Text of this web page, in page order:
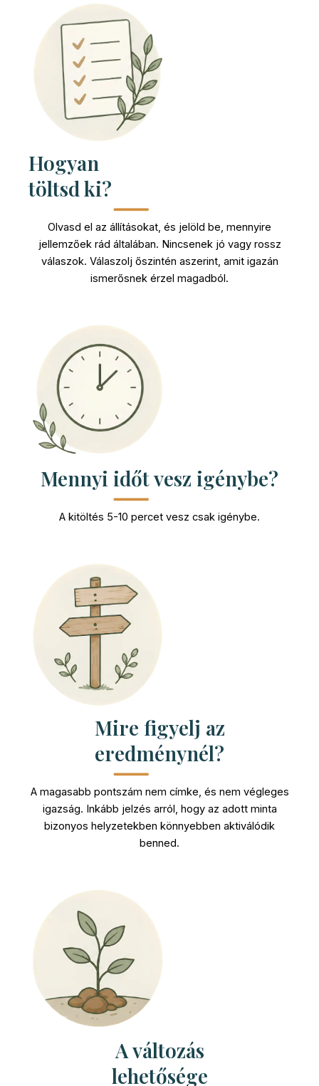
Hogyan
töltsd ki?
Olvasd el az állításokat, és jelöld be, mennyire
jellemzőek rád általában. Nincsenek jó vagy rossz
válaszok. Válaszolj őszintén aszerint, amit igazán
ismerősnek érzel magadból.
Mennyi időt vesz igénybe?
A kitöltés 5-10 percet vesz csak igénybe.
Mire figyelj az
eredménynél?
A magasabb pontszám nem címke, és nem végleges
igazság. Inkább jelzés arról, hogy az adott minta
bizonyos helyzetekben könnyebben aktiválódik
benned.
A változás
lehetősége